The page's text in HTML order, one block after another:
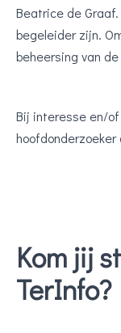
Beatrice de
begeleider zijn.
beheersing van
Bij interesse en/
hoofdonderzoeker
Kom jij
TerInfo?